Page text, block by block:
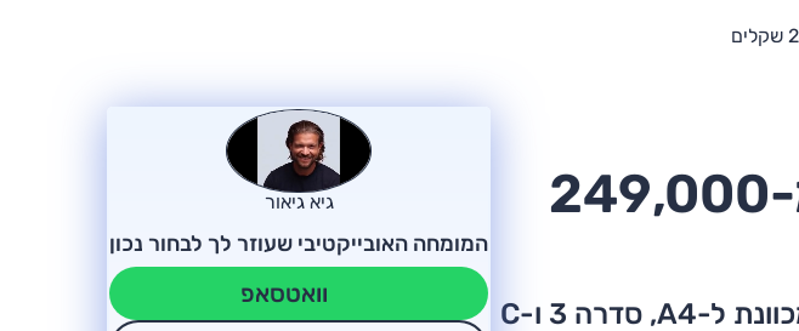
וולוו S60 החדשה בישראל – החל מ-249,000
המשפחתית הגדולה מוצעת בשתי גרסאות, מציעה מפרט עשיר ומכוונת ל-A4, סדרה 3 ו-C
גיא גיאור
המומחה האובייקטיבי שעוזר לך לבחור נכון
וואטסאפ